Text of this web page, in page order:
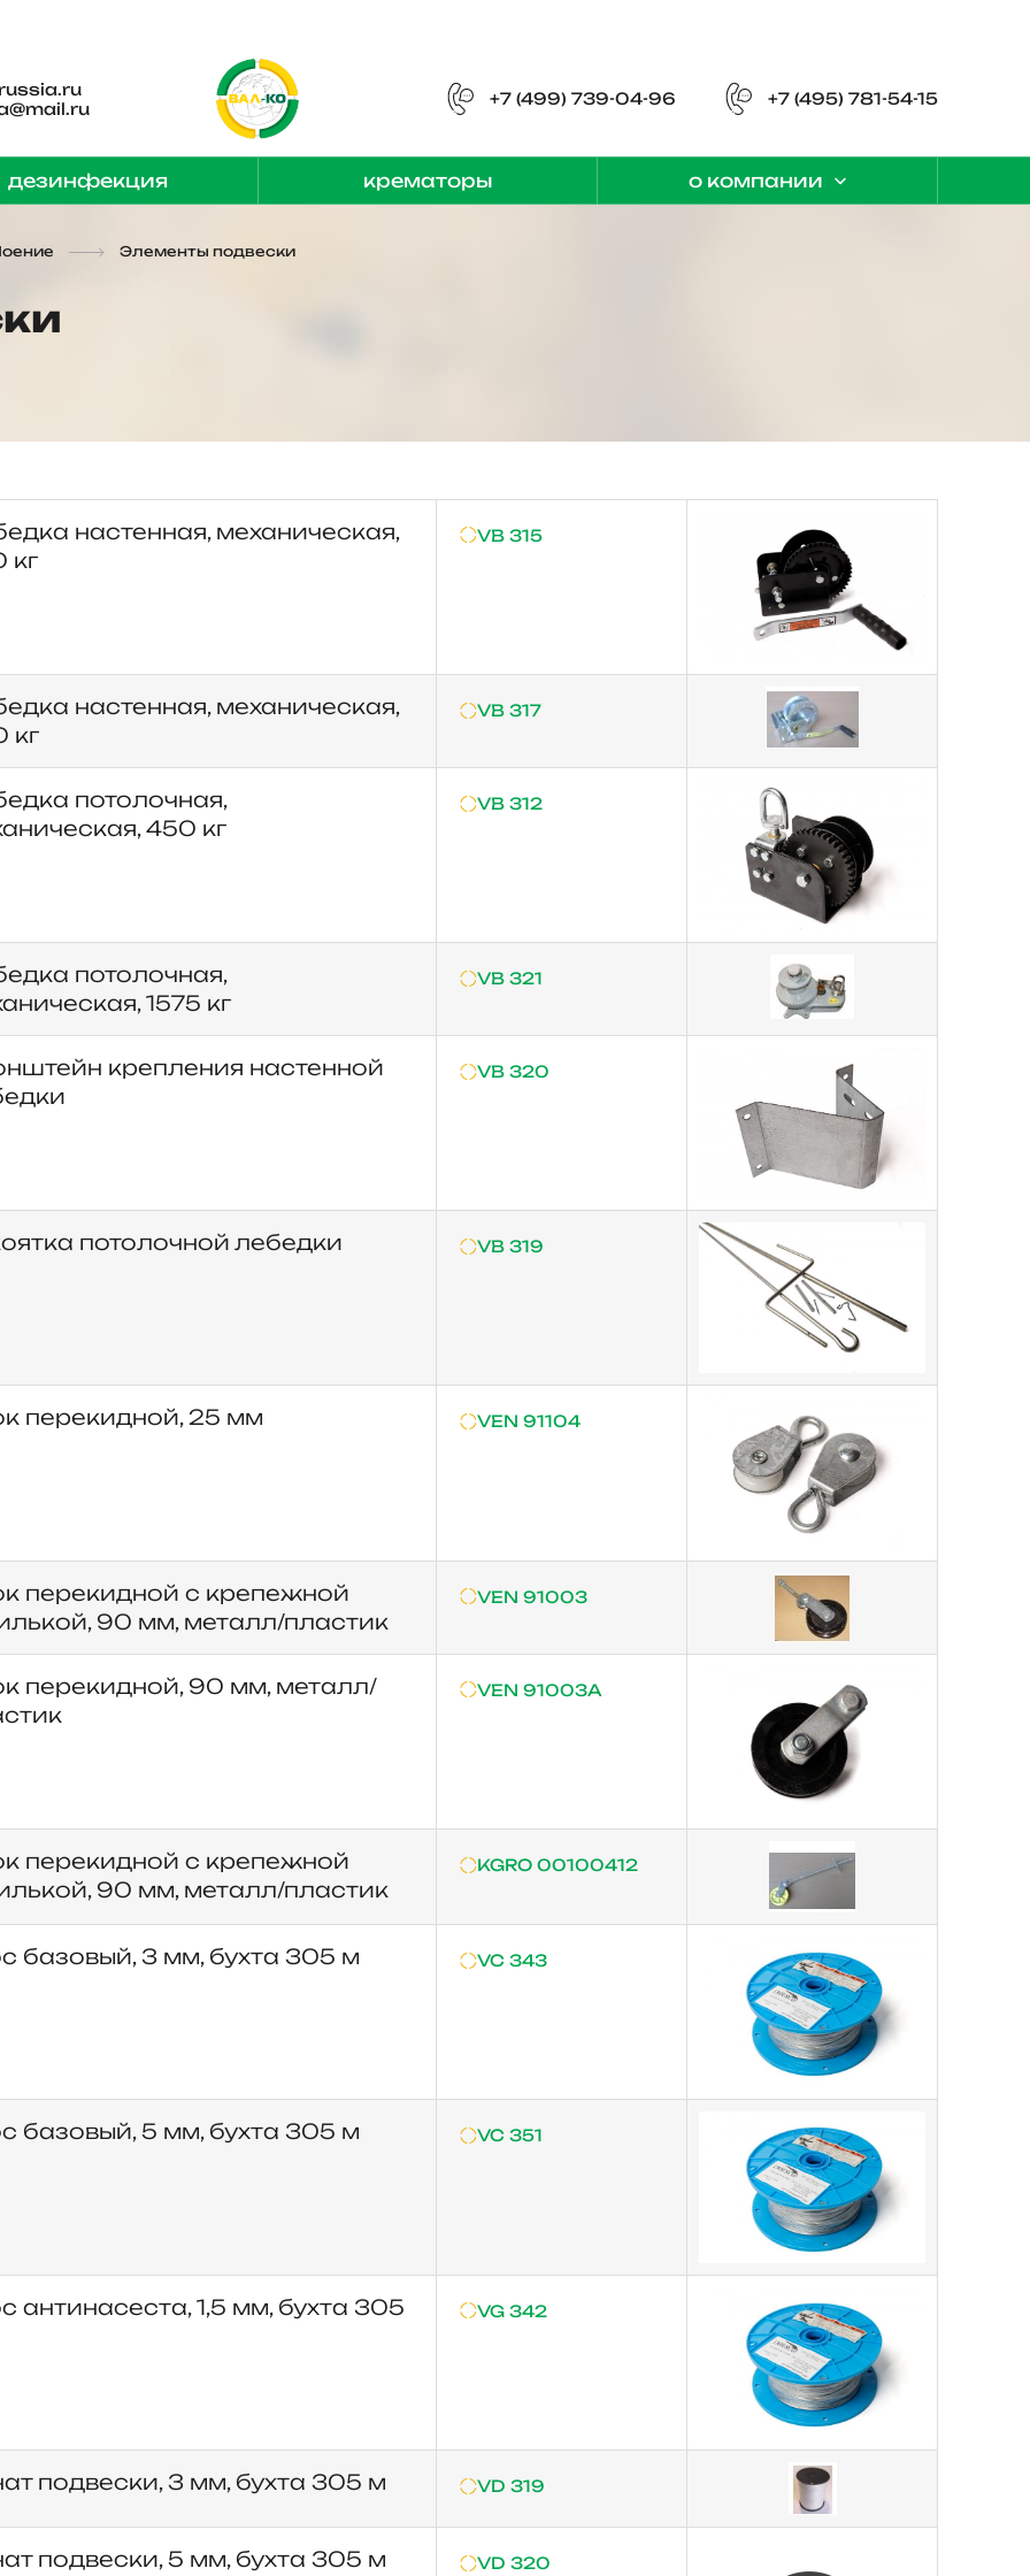
+7 (499) 739-04-96 +7 (495) 781-54-15
дезинфекция крематоры о компании
Элементы подвески
настенная, механическая,
кг
VB 315
настенная, механическая,
кг
VB 317
потолочная,
450 кг
VB 312
потолочная,
1575 кг
VB 321
крепления настенной
VB 320
потолочной лебедки VB 319
перекидной, 25 мм VEN 91104
перекидной с крепежной
90 мм, металл/пластик
VEN 91003
перекидной, 90 мм, металл/
VEN 91003А
перекидной с крепежной
90 мм, металл/пластик
KGRO 00100412
базовый, 3 мм, бухта 305 м VC 343
базовый, 5 мм, бухта 305 м VC 351
антинасеста, 1,5 мм, бухта 305
VG 342
подвески, 3 мм, бухта 305 м VD 319
подвески, 5 мм, бухта 305 м VD 320